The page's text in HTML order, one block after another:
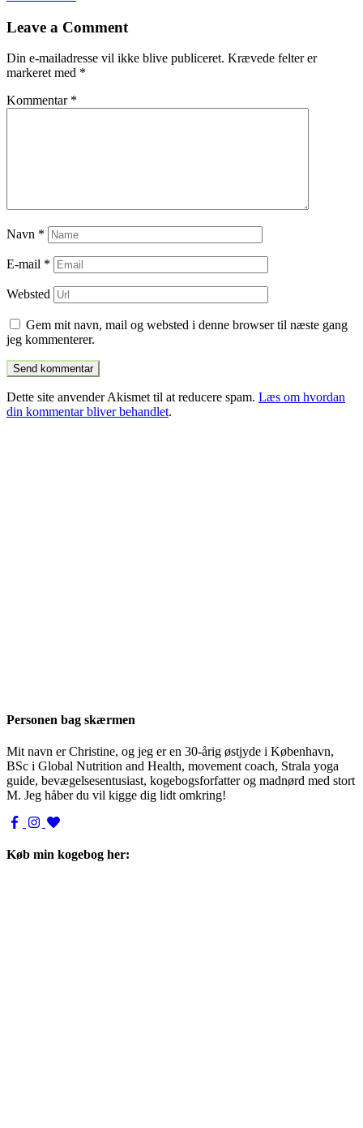
til
Leave a Comment
Din e-mailadresse vil ikke blive publiceret. Krævede felter er
markeret med *
Kommentar *
Navn *
E-mail *
Websted
Gem mit navn, mail og websted i denne browser til næste gang
jeg kommenterer.
Dette site anvender Akismet til at reducere spam. Læs om hvordan
din kommentar bliver behandlet.
Personen bag skærmen
Mit navn er Christine, og jeg er en 30-årig østjyde i København,
BSc i Global Nutrition and Health, movement coach, Strala yoga
guide, bevægelsesentusiast, kogebogsforfatter og madnørd med stort
M. Jeg håber du vil kigge dig lidt omkring!
Køb min kogebog her: